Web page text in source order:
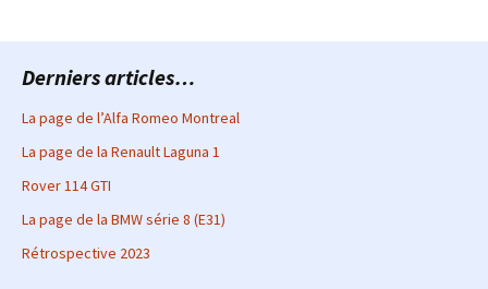
Derniers articles…
La page de l’Alfa Romeo Montreal
La page de la Renault Laguna 1
Rover 114 GTI
La page de la BMW série 8 (E31)
Rétrospective 2023